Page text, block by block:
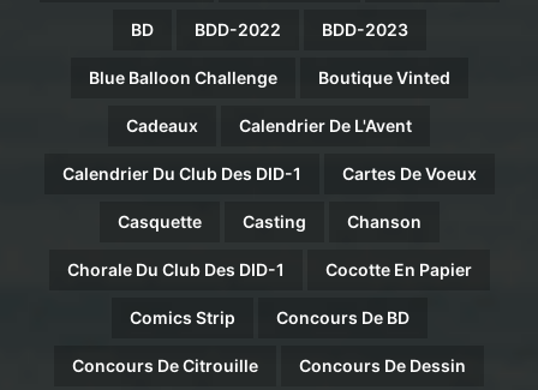
BD BDD-2022 BDD-2023
Blue Balloon Challenge Boutique Vinted
Cadeaux Calendrier De L'Avent
Calendrier Du Club Des DID-1 Cartes De Voeux
Casquette Casting Chanson
Chorale Du Club Des DID-1 Cocotte En Papier
Comics Strip Concours De BD
Concours De Citrouille Concours De Dessin